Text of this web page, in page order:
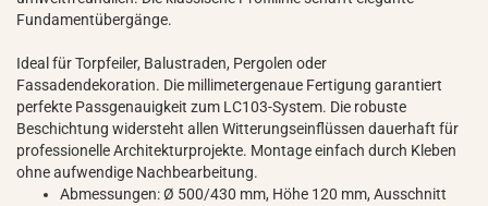
Fundamentübergänge.
Ideal für Torpfeiler, Balustraden, Pergolen oder
Fassadendekoration. Die millimetergenaue Fertigung garantiert
perfekte Passgenauigkeit zum LC103-System. Die robuste
Beschichtung widersteht allen Witterungseinflüssen dauerhaft für
professionelle Architekturprojekte. Montage einfach durch Kleben
ohne aufwendige Nachbearbeitung.
Abmessungen: Ø 500/430 mm, Höhe 120 mm, Ausschnitt